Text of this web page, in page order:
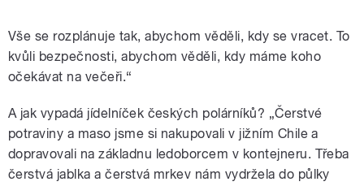
Vše se rozplánuje tak, abychom věděli, kdy se vracet. To
kvůli bezpečnosti, abychom věděli, kdy máme koho
očekávat na večeři.“
A jak vypadá jídelníček českých polárníků? „Čerstvé
potraviny a maso jsme si nakupovali v jižním Chile a
dopravovali na základnu ledoborcem v kontejneru. Třeba
čerstvá jablka a čerstvá mrkev nám vydržela do půlky